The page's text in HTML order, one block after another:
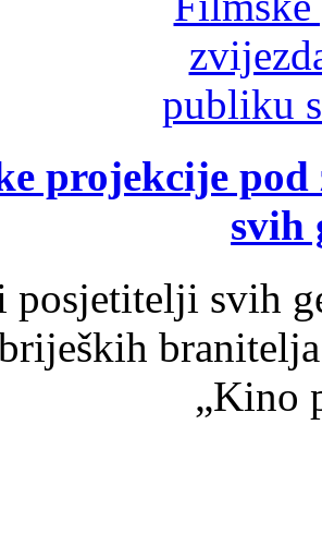
projekcije
svih
posjetitelji svih
„Kino